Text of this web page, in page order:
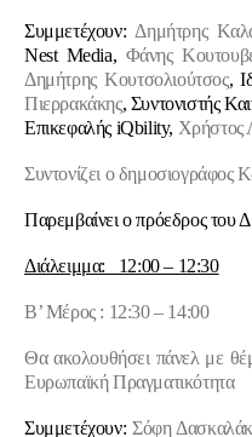
Συμμετέχουν: Δημήτρης
Nest Media, Φάνης
Δημήτρης Κουτσολιούτσος,
Πιερρακάκης, Συντονιστής
Επικεφαλής iQbility, Χρήστος
Συντονίζει ο δημοσιογράφος
Παρεμβαίνει ο πρόεδρος του
Διάλειμμα: 12:00 – 12:30
Β’ Μέρος : 12:30 – 14:00
Θα ακολουθήσει πάνελ με
Ευρωπαϊκή Πραγματικότητα
Συμμετέχουν: Σόφη